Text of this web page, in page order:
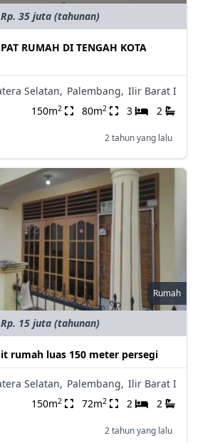
Rp. 35 juta (tahunan)
RUMAH DI TENGAH KOTA
Selatan, Palembang, Ilir Barat I
150m2 80m2 3 2
2 tahun yang lalu
Rumah
Rp. 15 juta (tahunan)
rumah luas 150 meter persegi
Selatan, Palembang, Ilir Barat I
150m2 72m2 2 2
2 tahun yang lalu